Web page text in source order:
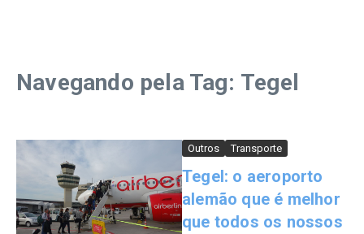
Navegando pela Tag: Tegel
Outros Transporte
Tegel: o aeroporto
alemão que é melhor
que todos os nossos